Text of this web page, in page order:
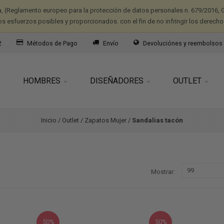
europeo para la protección de datos personales n. 679/2016,
esfuerzos posibles y proporcionados. con el fin de no infringir los
Métodos de Pago Envío Devoluciónes y reembolsos
HOMBRES DISEÑADORES OUTLET
Inicio / Outlet / Zapatos Mujer / Sandalias tacón
Mostrar
50% 50%